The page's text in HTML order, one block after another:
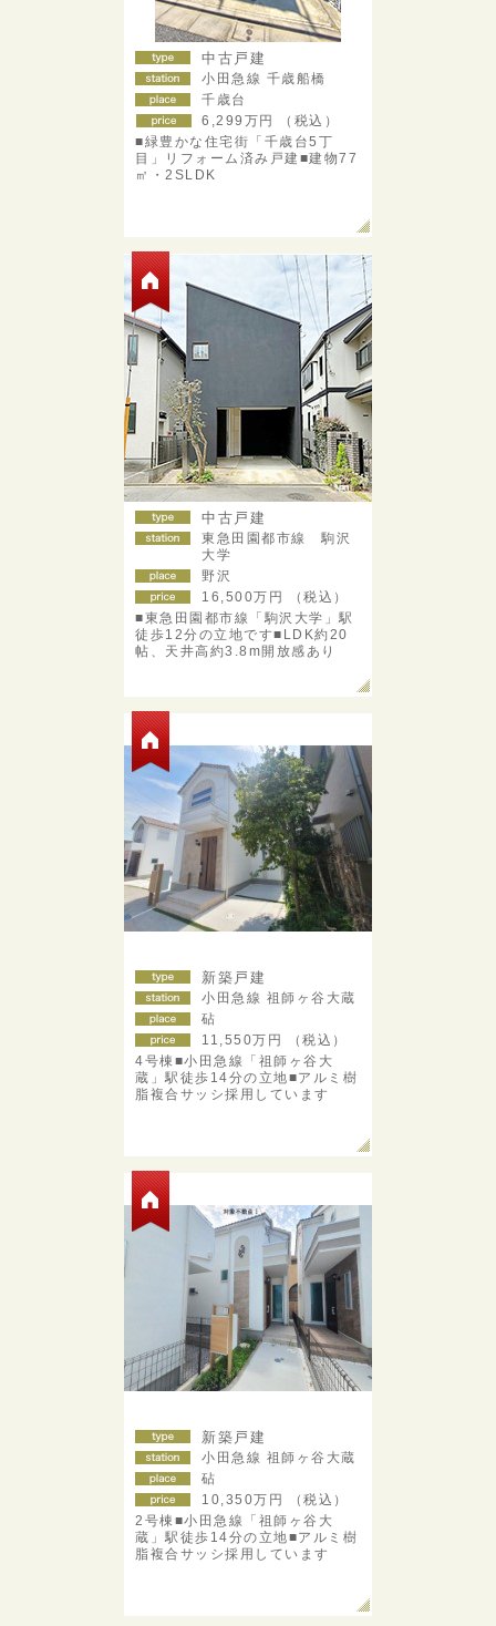
中古戸建
小田急線 千歳船橋
千歳台
6,299 万円 （税込）
■緑豊かな住宅街「千歳台5丁
目」リフォーム済み戸建■建物77
㎡・2SLDK
中古戸建
東急田園都市線 駒沢
大学
野沢
16,500万円 （税込）
■東急田園都市線「駒沢大学」駅
徒歩12分の立地です■LDK約20
帖、天井高約3.8m開放感あり
新築戸建
小田急線 祖師ヶ谷大蔵
砧
11,550万円 （税込）
4号棟■小田急線「祖師ヶ谷大
蔵」駅徒歩14分の立地■アルミ樹
脂複合サッシ採用しています
新築戸建
小田急線 祖師ヶ谷大蔵
砧
10,350万円 （税込）
2号棟■小田急線「祖師ヶ谷大
蔵」駅徒歩14分の立地■アルミ樹
脂複合サッシ採用しています